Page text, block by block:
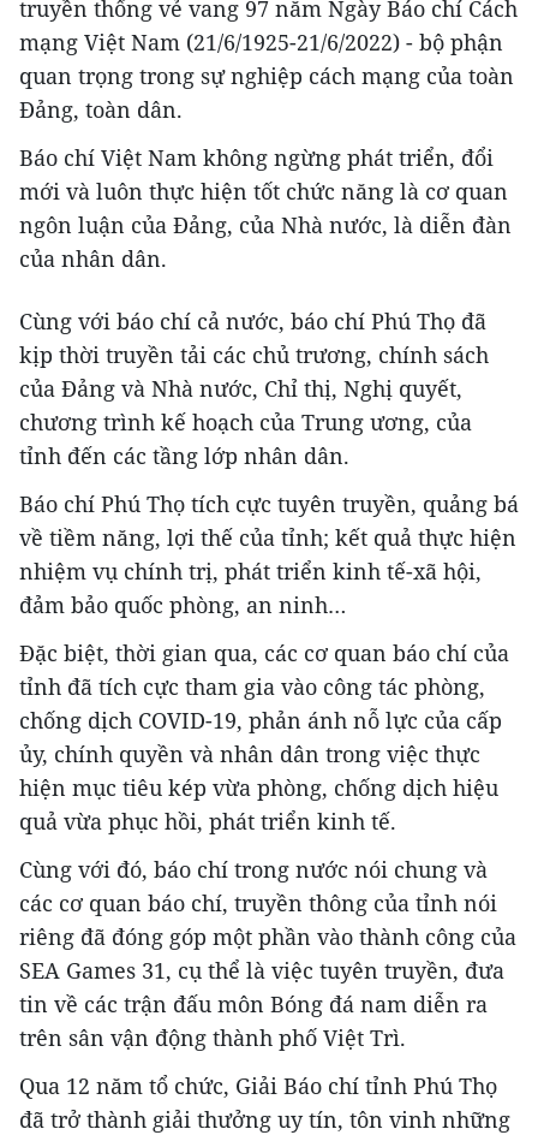
truyền thống vẻ vang 97 năm Ngày Báo chí Cách
mạng Việt Nam (21/6/1925-21/6/2022) - bộ phận
quan trọng trong sự nghiệp cách mạng của toàn
Đảng, toàn dân.
Báo chí Việt Nam không ngừng phát triển, đổi
mới và luôn thực hiện tốt chức năng là cơ quan
ngôn luận của Đảng, của Nhà nước, là diễn đàn
của nhân dân.
Cùng với báo chí cả nước, báo chí Phú Thọ đã
kịp thời truyền tải các chủ trương, chính sách
của Đảng và Nhà nước, Chỉ thị, Nghị quyết,
chương trình kế hoạch của Trung ương, của
tỉnh đến các tầng lớp nhân dân.
Báo chí Phú Thọ tích cực tuyên truyền, quảng bá
về tiềm năng, lợi thế của tỉnh; kết quả thực hiện
nhiệm vụ chính trị, phát triển kinh tế-xã hội,
đảm bảo quốc phòng, an ninh…
Đặc biệt, thời gian qua, các cơ quan báo chí của
tỉnh đã tích cực tham gia vào công tác phòng,
chống dịch COVID-19, phản ánh nỗ lực của cấp
ủy, chính quyền và nhân dân trong việc thực
hiện mục tiêu kép vừa phòng, chống dịch hiệu
quả vừa phục hồi, phát triển kinh tế.
Cùng với đó, báo chí trong nước nói chung và
các cơ quan báo chí, truyền thông của tỉnh nói
riêng đã đóng góp một phần vào thành công của
SEA Games 31, cụ thể là việc tuyên truyền, đưa
tin về các trận đấu môn Bóng đá nam diễn ra
trên sân vận động thành phố Việt Trì.
Qua 12 năm tổ chức, Giải Báo chí tỉnh Phú Thọ
đã trở thành giải thưởng uy tín, tôn vinh những